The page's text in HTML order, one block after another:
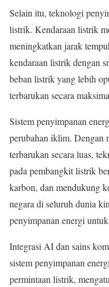
Selain itu, teknologi
listrik. Kendaraan listrik
meningkatkan jarak
kendaraan listrik dengan
beban listrik yang lebih
terbarukan secara
Sistem penyimpanan
perubahan iklim. Dengan
terbarukan secara luas,
pada pembangkit listrik
karbon, dan mendukung
negara di seluruh dunia
penyimpanan energi
Integrasi AI dan sains
sistem penyimpanan
permintaan listrik,